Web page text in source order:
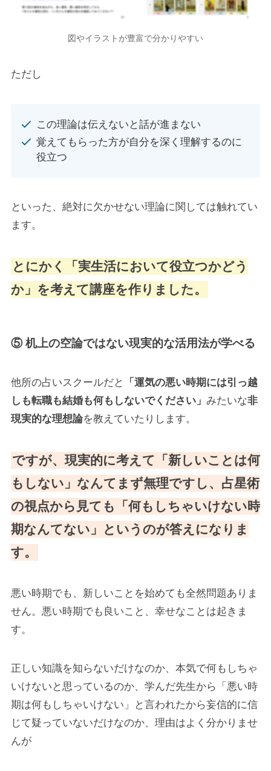
図やイラストが豊富で分かりやすい
ただし
この理論は伝えないと話が進まない
覚えてもらった方が自分を深く理解するのに
役立つ
といった、絶対に欠かせない理論に関しては触れてい
ます。
とにかく「実生活において役立つかどう
か」を考えて講座を作りました。
⑤ 机上の空論ではない現実的な活用法が学べる
他所の占いスクールだと
「運気の悪い時期には引っ越
しも転職も結婚も何もしないでください」 みたいな非
現実的な理想論を教えていたりします。
ですが、現実的に考えて「新しいことは何
もしない」なんてまず無理ですし、占星術
の視点から見ても「何もしちゃいけない時
期なんてない」というのが答えになりま
す。
悪い時期でも、新しいことを始めても全然問題ありま
せん。悪い時期でも良いこと、幸せなことは起きま
す。
正しい知識を知らないだけなのか、本気で何もしちゃ
いけないと思っているのか、学んだ先生から「悪い時
期は何もしちゃいけない」と言われたから妄信的に信
じて疑っていないだけなのか、理由はよく分かりませ
んが